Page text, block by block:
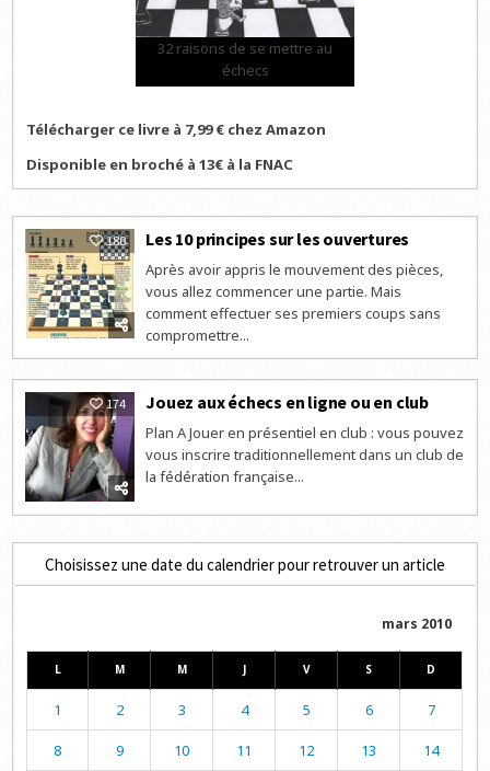
32 raisons de se mettre au
échecs
Télécharger ce livre à 7,99 € chez Amazon
Disponible en broché à 13€ à la FNAC
180 Les 10 principes sur les ouvertures
Après avoir appris le mouvement des pièces,
vous allez commencer une partie. Mais
comment effectuer ses premiers coups sans
compromettre...
174 Jouez aux échecs en ligne ou en club
Plan A Jouer en présentiel en club : vous pouvez
vous inscrire traditionnellement dans un club de
la fédération française...
Choisissez une date du calendrier pour retrouver un article
mars 2010
L M M J V S D
1 2 3 4 5 6 7
8 9 10 11 12 13 14